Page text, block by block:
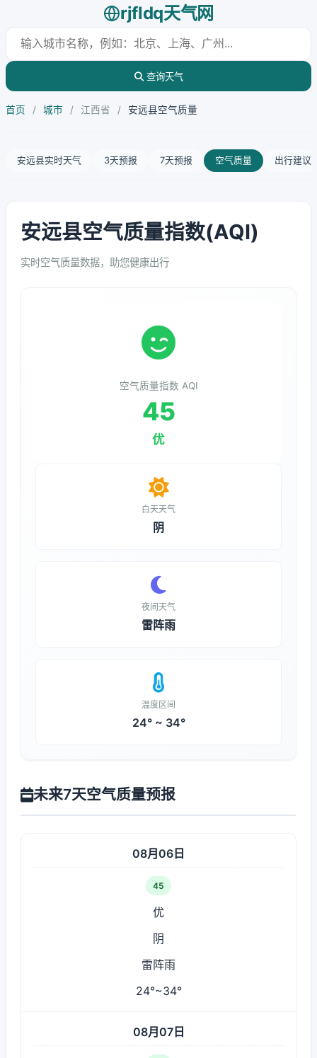
rjfldq天气网
查询天气
首页 / 城市 / 江西省 / 安远县空气质量
安远县实时天气 3天预报 7天预报 空气质量 出行建议
安远县空气质量指数(AQI)
实时空气质量数据，助您健康出行
空气质量指数 AQI
45
优
白天天气
阴
夜间天气
雷阵雨
温度区间
24° ~ 34°
未来7天空气质量预报
08月06日
45
优
阴
雷阵雨
24°~34°
08月07日